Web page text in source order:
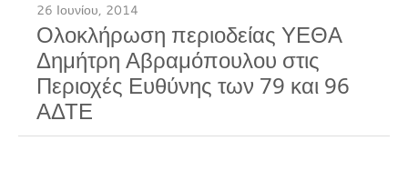
26 Ιουνίου, 2014
Ολοκλήρωση περιοδείας ΥΕΘΑ
Δημήτρη Αβραμόπουλου στις
Περιοχές Ευθύνης των 79 και 96
ΑΔΤΕ